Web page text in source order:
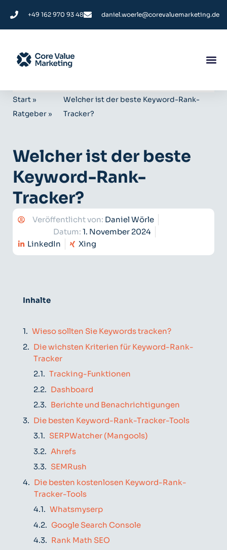
+49 162 970 93 48 daniel.woerle@corevaluemarketing.de
Start »
Ratgeber »
Welcher ist der beste Keyword-Rank-
Tracker?
Welcher ist der beste
Keyword-Rank-
Tracker?
Veröffentlicht von: Daniel Wörle
Datum: 1. November 2024
LinkedIn
Xing
Inhalte
Wieso sollten Sie Keywords tracken?
Die wichsten Kriterien für Keyword-Rank-
Tracker
Tracking-Funktionen
Dashboard
Berichte und Benachrichtigungen
Die besten Keyword-Rank-Tracker-Tools
SERPWatcher (Mangools)
Ahrefs
SEMRush
Die besten kostenlosen Keyword-Rank-
Tracker-Tools
Whatsmyserp
Google Search Console
Rank Math SEO